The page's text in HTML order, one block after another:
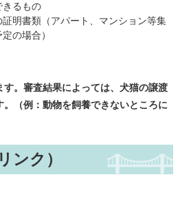
きるもの
明書類（アパート、マンション等集
の場合）
。審査結果によっては、犬猫の譲渡
（例：動物を飼養できないところに
ンク）